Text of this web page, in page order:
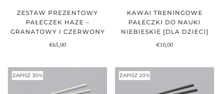
ZESTAW PREZENTOWY
PAŁECZEK HAZE –
GRANATOWY I CZERWONY
€65,00
KAWAI TRENINGOWE
PAŁECZKI DO NAUKI
NIEBIESKIE [DLA DZIECI]
€10,00
ZAPISZ 30% ZAPISZ 20%